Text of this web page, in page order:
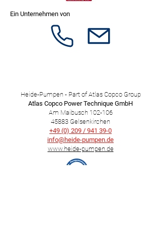
Ein Unternehmen von
Heide-Pumpen - Part of Atlas Copco Group
Atlas Copco Power Technique GmbH
Am Maibusch 102-106
45883 Gelsenkirchen
+49 (0) 209 / 941 39-0
info@heide-pumpen.de​
www.heide-pumpen.de